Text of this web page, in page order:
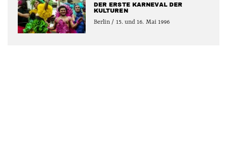
DER ERSTE KARNEVAL DER
KULTUREN
Berlin / 15. und 16. Mai 1996